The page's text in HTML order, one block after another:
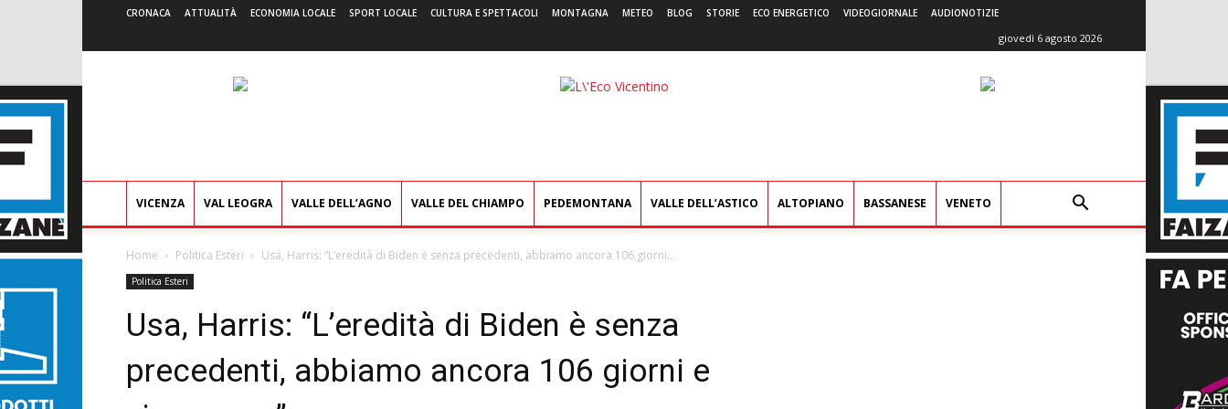
CRONACA ATTUALITÀ ECONOMIA LOCALE SPORT LOCALE CULTURA E SPETTACOLI MONTAGNA METEO BLOG STORIE ECO ENERGETICO VIDEOGIORNALE AUDIONOTIZIE
giovedì 6 agosto 2026
L'Eco
VICENZA VAL LEOGRA VALLE DELL’AGNO VALLE DEL CHIAMPO PEDEMONTANA VALLE DELL’ASTICO ALTOPIANO BASSANESE VENETO
Home Politica Esteri Usa, Harris: “L’eredità di Biden è senza precedenti, abbiamo ancora 106 giorni...
Politica Esteri
Usa, Harris: “L’eredità di Biden è senza
precedenti, abbiamo ancora 106 giorni e